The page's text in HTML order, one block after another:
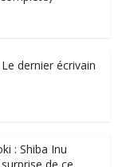
dernier écrivain
: Shiba Inu